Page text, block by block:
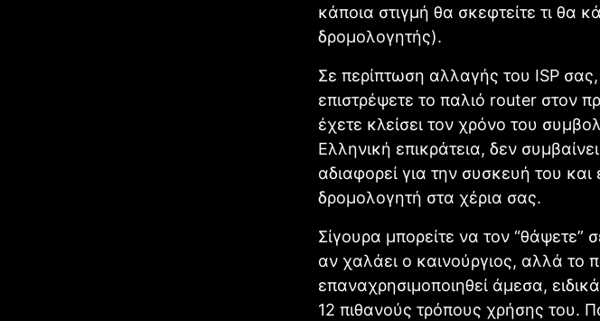
κάποια στιγμή θα σκεφτείτε τι θα
δρομολογητής).
Σε περίπτωση αλλαγής του ISP σας,
επιστρέψετε το παλιό router στον
έχετε κλείσει τον χρόνο του
Ελληνική επικράτεια, δεν
αδιαφορεί για την συσκευή του και
δρομολογητή στα χέρια σας.
Σίγουρα μπορείτε να τον
αν χαλάει ο καινούργιος, αλλά το
επαναχρησιμοποιηθεί άμεσα,
12 πιθανούς τρόπους χρήσης του.